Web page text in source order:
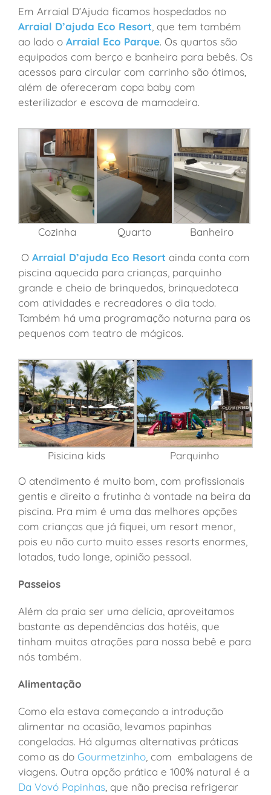
Em Arraial D’Ajuda ficamos hospedados no
Arraial D’ajuda Eco Resort , que tem também
ao lado o Arraial Eco Parque. Os quartos são
equipados com berço e banheira para bebês. Os
acessos para circular com carrinho são ótimos,
além de ofereceram copa baby com
esterilizador e escova de mamadeira.
Cozinha Quarto
Banheiro
O Arraial D’ajuda Eco Resort ainda conta com
piscina aquecida para crianças, parquinho
grande e cheio de brinquedos, brinquedoteca
com atividades e recreadores o dia todo.
Também há uma programação noturna para os
pequenos com teatro de mágicos.
Pisicina kids
Parquinho
O atendimento é muito bom, com profissionais
gentis e direito a frutinha à vontade na beira da
piscina. Pra mim é uma das melhores opções
com crianças que já fiquei, um resort menor,
pois eu não curto muito esses resorts enormes,
lotados, tudo longe, opinião pessoal.
Passeios
Além da praia ser uma delícia, aproveitamos
bastante as dependências dos hotéis, que
tinham muitas atrações para nossa bebê e para
nós também.
Alimentação
Como ela estava começando a introdução
alimentar na ocasião, levamos papinhas
congeladas. Há algumas alternativas práticas
como as do Gourmetzinho, com embalagens de
viagens. Outra opção prática e 100% natural é a
Da Vovó Papinhas, que não precisa refrigerar